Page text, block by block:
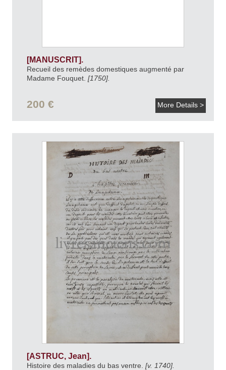
[MANUSCRIT].
Recueil des remèdes domestiques augmenté par
Madame Fouquet. [1750].
200 € More Details >
[ASTRUC, Jean].
Histoire des maladies du bas ventre. [v. 1740].